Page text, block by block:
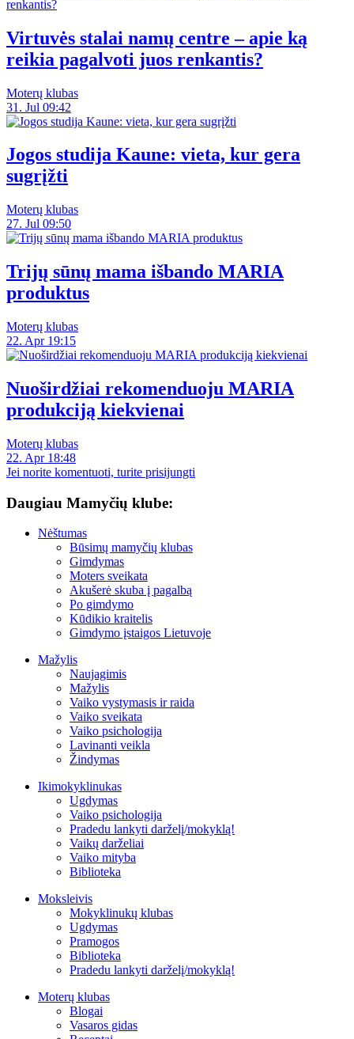
Virtuvės stalai namų centre – apie ką
reikia pagalvoti juos renkantis?
Moterų klubas
31. Jul 09:42
Jogos studija Kaune: vieta, kur gera
sugrįžti
Moterų klubas
27. Jul 09:50
Trijų sūnų mama išbando MARIA
produktus
Moterų klubas
22. Apr 19:15
Nuoširdžiai rekomenduoju MARIA
produkciją kiekvienai
Moterų klubas
22. Apr 18:48
Jei norite komentuoti, turite prisijungti
Daugiau Mamyčių klube:
Nėštumas
Būsimų mamyčių klubas
Gimdymas
Moters sveikata
Akušerė skuba į pagalbą
Po gimdymo
Kūdikio kraitelis
Gimdymo įstaigos Lietuvoje
Mažylis
Naujagimis
Mažylis
Vaiko vystymasis ir raida
Vaiko sveikata
Vaiko psichologija
Lavinanti veikla
Žindymas
Ikimokyklinukas
Ugdymas
Vaiko psichologija
Pradedu lankyti darželį/mokyklą!
Vaikų darželiai
Vaiko mityba
Biblioteka
Moksleivis
Mokyklinukų klubas
Ugdymas
Pramogos
Biblioteka
Pradedu lankyti darželį/mokyklą!
Moterų klubas
Blogai
Vasaros gidas